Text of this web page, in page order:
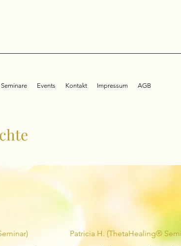
Seminare Events Kontakt Impressum AGB
Patricia H. (ThetaHealing®